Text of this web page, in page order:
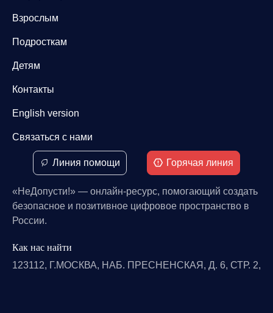
Взрослым
Подросткам
Детям
Контакты
English version
Связаться с нами
Линия помощи Горячая линия
«НеДопусти!» — онлайн-ресурс, помогающий создать
безопасное и позитивное цифровое пространство в
России.
Как нас найти
123112, Г.МОСКВА, НАБ. ПРЕСНЕНСКАЯ, Д. 6, СТР. 2,